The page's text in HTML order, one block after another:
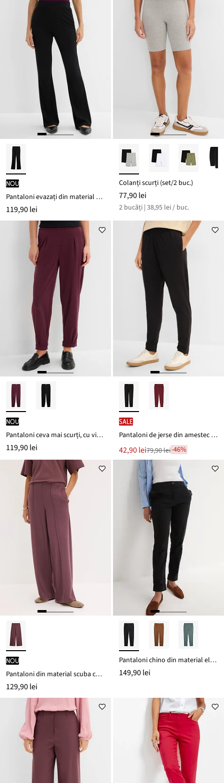
nou
Pantaloni evazați din material Punto di Roma
119,90 lei
Colanți scurți (set/2 buc.)
77,90 lei
2 bucăți | 38,95 lei / buc.
nou
Pantaloni ceva mai scurți, cu viscoză
119,90 lei
SALE
Pantaloni de jerse din amestec de bumbac
Noul
preț
42,90 lei
Reducere
79,90 lei
79,90 lei-46%
nou
Pantaloni din material scuba cu viscoză
129,90 lei
Pantaloni chino din material elastic cu bumbac, până la glezne
149,90 lei